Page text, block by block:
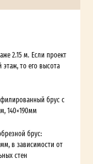
2.15 м. Если проект
то его высота
брус с
140×190мм
брус:
в зависимости от
стен